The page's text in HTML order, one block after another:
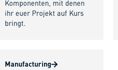
Komponenten, mit denen
ihr euer Projekt auf Kurs
bringt.
Manufacturing